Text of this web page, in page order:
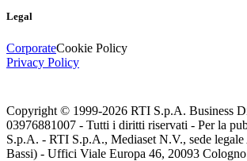
Legal
CorporateCookie Policy
Privacy Policy
Copyright © 1999-2026 RTI S.p.A. Business
03976881007 - Tutti i diritti riservati - Per la
S.p.A. - RTI S.p.A., Mediaset N.V., sede legale
Bassi) - Uffici Viale Europa 46, 20093